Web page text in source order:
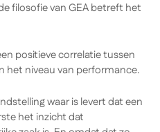
filosofie van GEA betreft het
positieve correlatie tussen
het niveau van performance.
waar is levert dat een
het inzicht dat